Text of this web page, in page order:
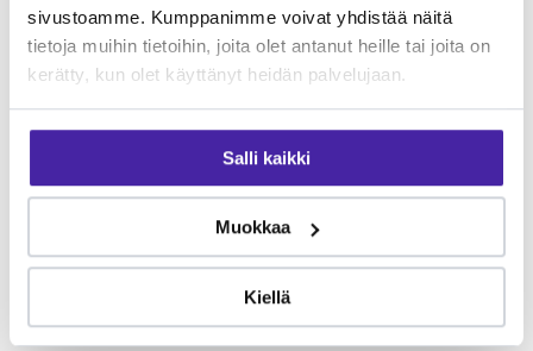
sivustoamme. Kumppanimme voivat yhdistää näitä
tietoja muihin tietoihin, joita olet antanut heille tai joita on
kerätty, kun olet käyttänyt heidän palvelujaan.
Salli kaikki
Muokkaa
Kiellä